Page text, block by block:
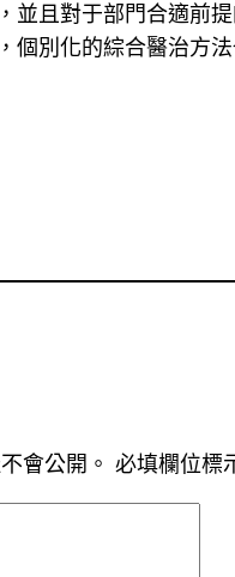
並且對于部門合適前
個別化的綜合醫治方
會公開。 必填欄位標